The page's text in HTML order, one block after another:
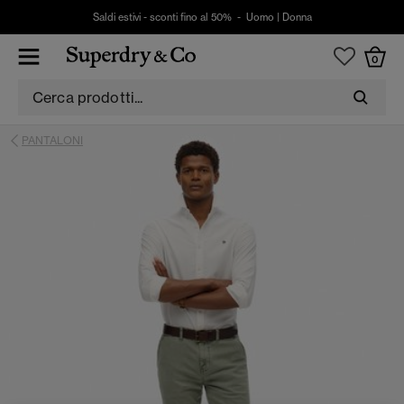
Saldi estivi - sconti fino al 50% - Uomo Donna
0
PANTALONI